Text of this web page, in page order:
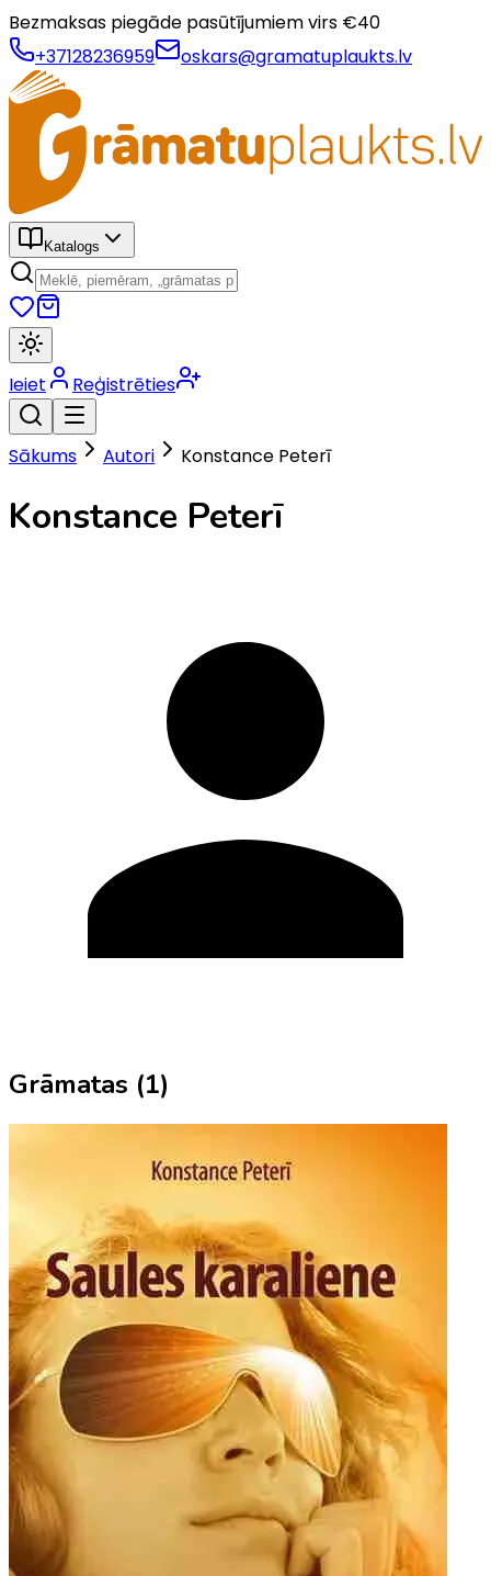
Bezmaksas piegāde pasūtījumiem virs €40
+37128236959
oskars@gramatuplaukts.lv
Katalogs
Ieiet Reģistrēties
Sākums Autori Konstance Peterī
Konstance Peterī
Grāmatas (1)